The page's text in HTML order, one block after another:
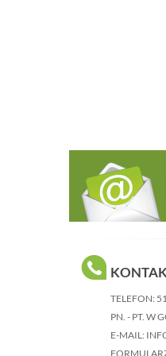
TELEFON:
PN. - PT. W
E-MAIL: